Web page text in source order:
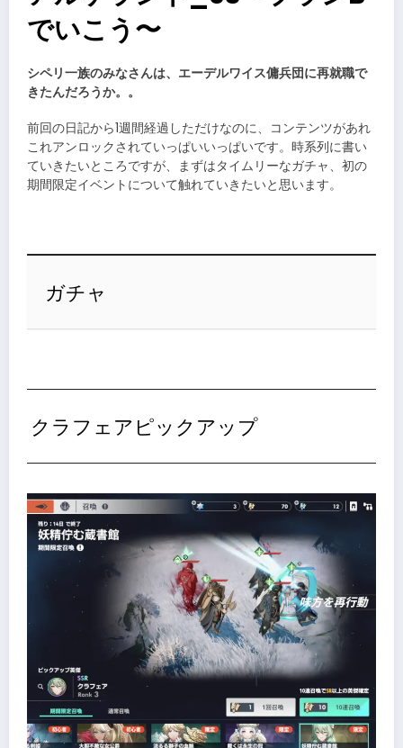
でいこう〜
シペリ一族のみなさんは、エーデルワイス傭兵団に再就職で
きたんだろうか。。
前回の日記から1週間経過しただけなのに、コンテンツがあれ
これアンロックされていっぱいいっぱいです。時系列に書い
ていきたいところですが、まずはタイムリーなガチャ、初の
期間限定イベントについて触れていきたいと思います。
ガチャ
クラフェアピックアップ